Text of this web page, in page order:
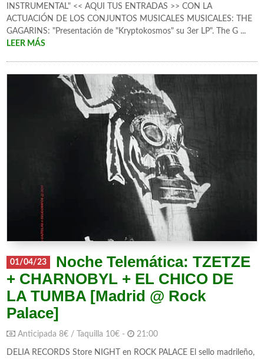
INSTRUMENTAL" << AQUI TUS ENTRADAS >> CON LA
ACTUACIÓN DE LOS CONJUNTOS MUSICALES MUSICALES: THE
GAGARINS: "Presentación de "Kryptokosmos" su 3er LP". The G ...
LEER MÁS
01/04/23
Noche Telemática: TZETZE
+ CHARNOBYL + EL CHICO DE
LA TUMBA [Madrid @ Rock
Palace]
Anticipada 8€ / Taquilla 10€ - 21:00
DELIA RECORDS Store NIGHT en ROCK PALACE El sello madrileño,